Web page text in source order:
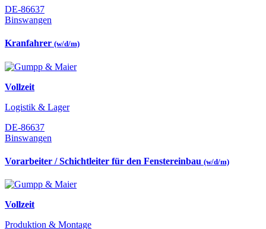
DE-86637
Binswangen
Kranfahrer (w/d/m)
Vollzeit
Logistik & Lager
DE-86637
Binswangen
Vorarbeiter / Schichtleiter für den Fenstereinbau (w/d/m)
Vollzeit
Produktion & Montage